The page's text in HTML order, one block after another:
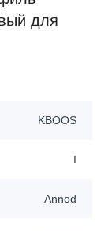
для
KBOOS
I
Annod